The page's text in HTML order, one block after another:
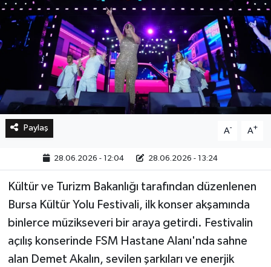
Paylaş A- A+
28.06.2026 - 12:04 28.06.2026 - 13:24
Kültür ve Turizm Bakanlığı tarafından düzenlenen
Bursa Kültür Yolu Festivali, ilk konser akşamında
binlerce müzikseveri bir araya getirdi. Festivalin
açılış konserinde FSM Hastane Alanı'nda sahne
alan Demet Akalın, sevilen şarkıları ve enerjik